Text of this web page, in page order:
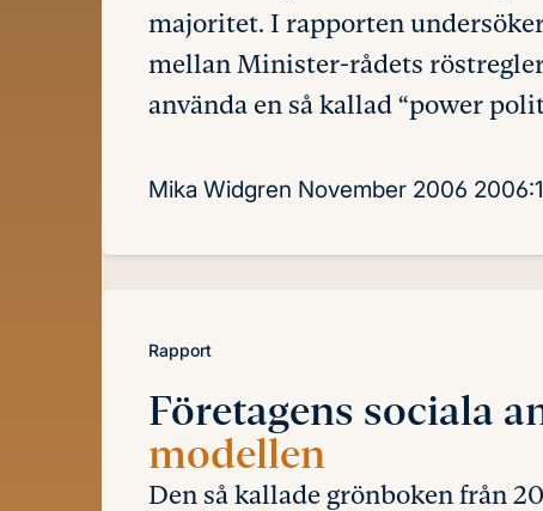
majoritet. I rapporten
mellan Minister-rådets
använda en så kallad “power
Mika Widgren November 2006
Rapport
Företagens sociala
modellen
Den så kallade grönboken från